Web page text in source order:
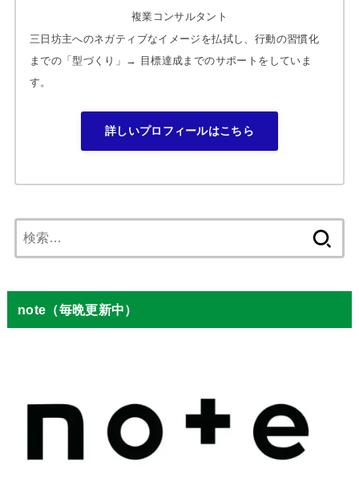
複業コンサルタント
三日坊主へのネガティブなイメージを払拭し、行動の習慣化
までの「型づくり」→ 目標達成までのサポートをしていま
す。
詳しいプロフィールはこちら
索:
note（毎晩更新中）